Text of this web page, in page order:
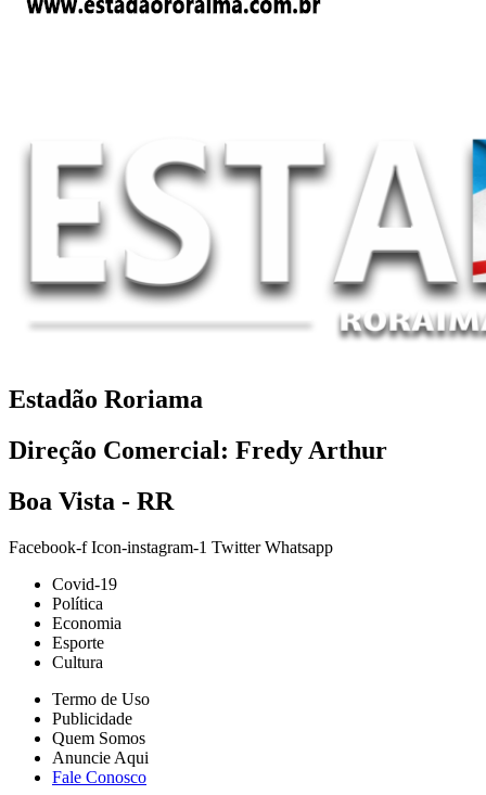
Estadão Roriama
Direção Comercial: Fredy Arthur
Boa Vista - RR
Facebook-f Icon-instagram-1 Twitter Whatsapp
Covid-19
Política
Economia
Esporte
Cultura
Termo de Uso
Publicidade
Quem Somos
Anuncie Aqui
Fale Conosco